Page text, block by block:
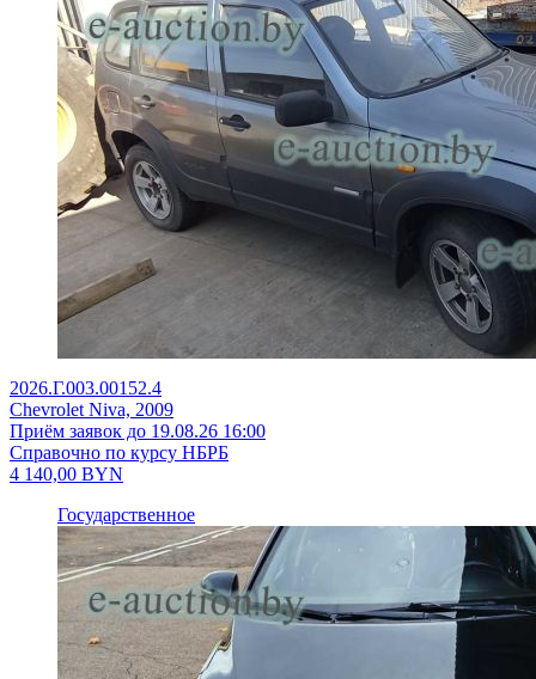
2026.Г.003.00152.4
Chevrolet Niva, 2009
Приём заявок до 19.08.26 16:00
Справочно по курсу НБРБ
4 140,00 BYN
Государственное